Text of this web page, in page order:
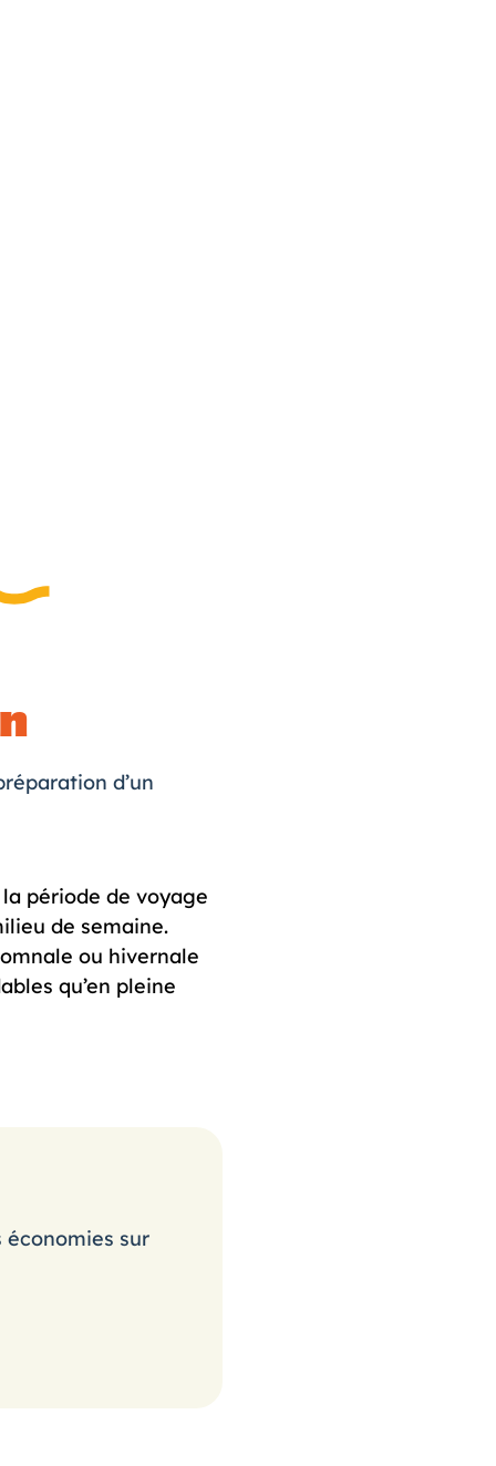
d’un
période de voyage
de semaine.
ou hivernale
qu’en pleine
sur